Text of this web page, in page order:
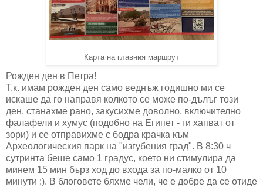
Карта на главния маршрут
Рожден ден в Петра!
Т.к. имам рожден ден само веднъж годишно ми се
искаше да го направя колкото се може по-дълъг този
ден, станахме рано, закусихме доволно, включително
фалафели и хумус (подобно на Египет - ги хапват от
зори) и се отправихме с бодра крачка към
Археологическия парк на "изгубения град". В 8:30 ч
сутринта беше само 1 градус, което ни стимулира да
минем 15 мин бърз ход до входа за по-малко от 10
минути :). В блоговете бяхме чели, че е добре да се отиде